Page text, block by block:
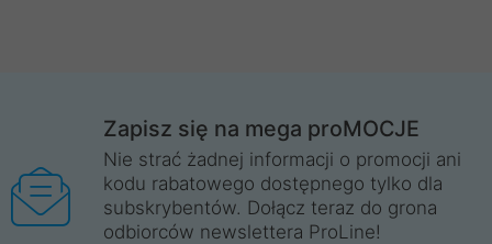
Zapisz się na mega proMOCJE
Nie strać żadnej informacji o promocji ani
kodu rabatowego dostępnego tylko dla
subskrybentów. Dołącz teraz do grona
odbiorców newslettera ProLine!